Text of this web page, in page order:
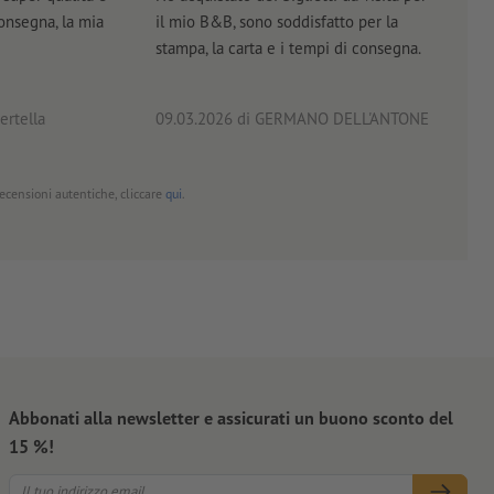
la mia
il mio B&B, sono soddisfatto per la
stampa, la carta e i tempi di consegna.
09.03.2026 di GERMANO DELL'ANTONE
autentiche, cliccare qui.
Abbonati alla newsletter e assicurati un buono sconto del
15 %!